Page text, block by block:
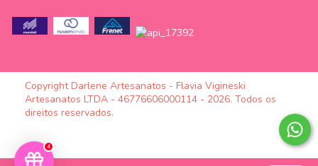
Copyright Darlene Artesanatos - Flavia Vigineski
Artesanatos LTDA - 46776606000114 - 2026. Todos os
direitos reservados.
4